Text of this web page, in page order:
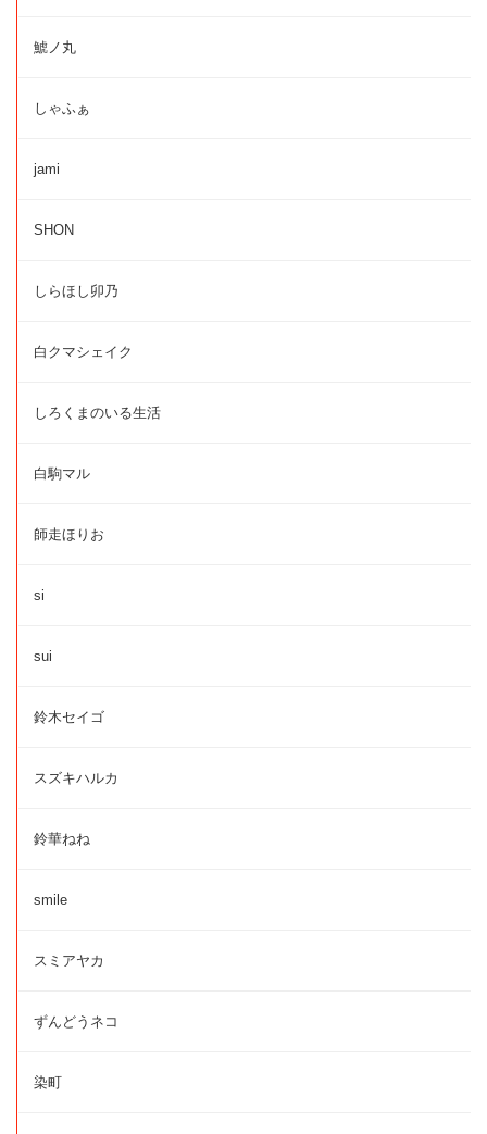
鯱ノ丸
しゃふぁ
jami
SHON
しらほし卯乃
白クマシェイク
しろくまのいる生活
白駒マル
師走ほりお
si
sui
鈴木セイゴ
スズキハルカ
鈴華ねね
smile
スミアヤカ
ずんどうネコ
染町